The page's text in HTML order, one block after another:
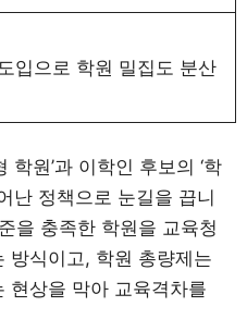
입으로 학원 밀집도 분산
학원’과 이학인 후보의 ‘학
난 정책으로 눈길을 끕니
을 충족한 학원을 교육청
방식이고, 학원 총량제는
현상을 막아 교육격차를